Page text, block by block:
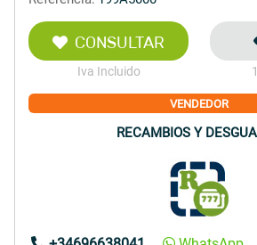
CONSULTAR
Iva Incluido
VENDEDOR
RECAMBIOS Y